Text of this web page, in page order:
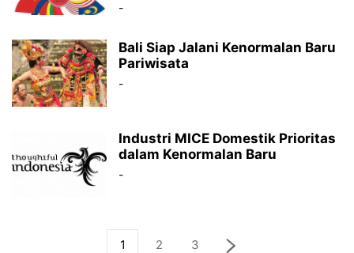
-
Bali Siap Jalani Kenormalan Baru
Pariwisata
-
Industri MICE Domestik Prioritas
dalam Kenormalan Baru
-
1 2 3